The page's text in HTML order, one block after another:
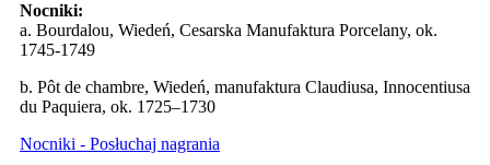
Nocniki:
a. Bourdalou, Wiedeń, Cesarska Manufaktura Porcelany, ok.
1745-1749
b. Pôt de chambre, Wiedeń, manufaktura Claudiusa, Innocentiusa
du Paquiera, ok. 1725–1730
Nocniki - Posłuchaj nagrania